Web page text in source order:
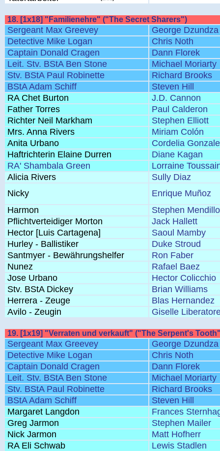
18. [1x18] "Familienehre" ("The Secret Sharers")
Sergeant Max Greevey
George Dzundza
Detective Mike Logan
Chris Noth
Captain Donald Cragen
Dann Florek
Leit. Stv. BStA Ben Stone
Michael Moriarty
Stv. BStA Paul Robinette
Richard Brooks
BStA Adam Schiff
Steven Hill
RA Chet Burton
J.D. Cannon
Father Torres
Paul Calderon
Richter Neil Markham
Stephen Elliott
Mrs. Anna Rivers
Miriam Colón
Anita Urbano
Cordelia
Haftrichterin Elaine Durren
Diane Kagan
RA' Shambala Green
Lorraine
Alicia Rivers
Sully Diaz
Nicky
Enrique Muñoz
Harmon
Stephen Mendillo
Pflichtverteidiger Morton
Jack Hallett
Hector [Luis Cartagena]
Saoul Mamby
Hurley - Ballistiker
Duke Stroud
Santmyer - Bewährungshelfer
Ron Faber
Nunez
Rafael Baez
Jose Urbano
Hector Colicchio
Stv. BStA Dickey
Brian Williams
Herrera - Zeuge
Blas Hernandez
Avilo - Zeugin
Giselle
19. [1x19] "Verraten und verkauft" ("The Serpent's
Sergeant Max Greevey
George Dzundza
Detective Mike Logan
Chris Noth
Captain Donald Cragen
Dann Florek
Leit. Stv. BStA Ben Stone
Michael Moriarty
Stv. BStA Paul Robinette
Richard Brooks
BStA Adam Schiff
Steven Hill
Margaret Langdon
Frances
Greg Jarmon
Stephen Mailer
Nick Jarmon
Matt Hofherr
RA Eli Schwab
Lewis Stadlen